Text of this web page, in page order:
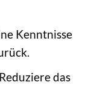
Kenntnisse
Reduziere das